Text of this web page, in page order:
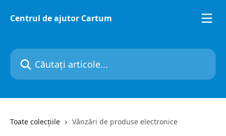
Centrul de ajutor Cartum
Căutați articole...
Toate colecțiile Vânzări de produse electronice